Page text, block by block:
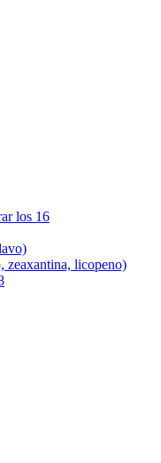
los 16
zeaxantina, licopeno)